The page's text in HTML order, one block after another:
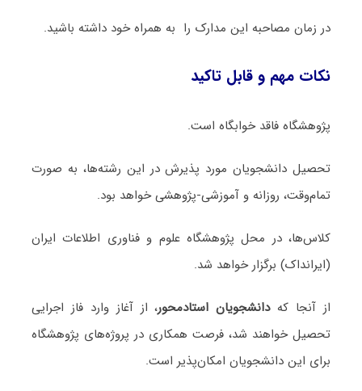
در زمان مصاحبه این مدارک را به همراه خود داشته باشید.
نکات مهم و قابل تاکید
پژوهشگاه فاقد خوابگاه است.
تحصیل دانشجویان مورد پذیرش در این رشته‌ها، به صورت
تمام‌وقت، روزانه و آموزشی-پژوهشی خواهد بود.
کلاس‌ها، در محل پژوهشگاه علوم و فناوری اطلاعات ایران
(ایرانداک) برگزار خواهد شد.
از آنجا کهدانشجویان استادمحور، از آغاز وارد فاز اجرایی
تحصیل خواهند شد، فرصت همکاری در پروژه‌های پژوهشگاه
برای این دانشجویان امکان‌پذیر است.